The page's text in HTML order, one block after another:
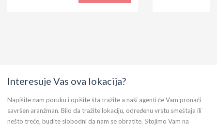
Interesuje Vas ova lokacija?
Napišite nam poruku i opišite šta tražite a naši agenti će Vam pronaći
savršen aranžman. Bilo da tražite lokaciju, određenu vrstu smeštaja ili
nešto treće, budite slobodni da nam se obratite. Stojimo Vam na